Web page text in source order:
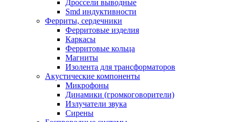
Дроссели выводные
Smd индуктивности
Ферриты, сердечники
Ферритовые изделия
Каркасы
Ферритовые кольца
Магниты
Изолента для трансформаторов
Акустические компоненты
Микрофоны
Динамики (громкоговорители)
Излучатели звука
Сирены